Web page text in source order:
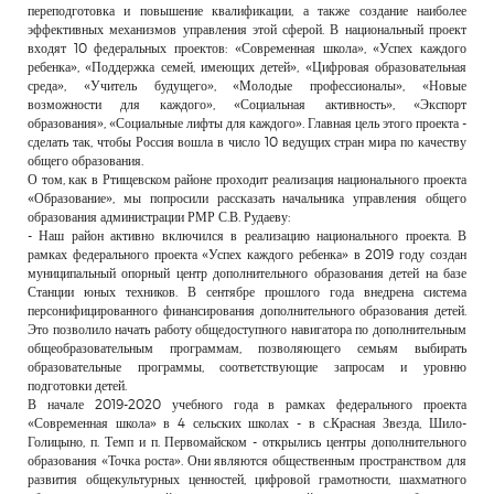
переподготовка и повышение квалификации, а также создание наиболее
эффективных механизмов управления этой сферой. В национальный проект
входят 10 федеральных проектов: «Современная школа», «Успех каждого
ребенка», «Поддержка семей, имеющих детей», «Цифровая образовательная
среда», «Учитель будущего», «Молодые профессионалы», «Новые
возможности для каждого», «Социальная активность», «Экспорт
образования», «Социальные лифты для каждого». Главная цель этого проекта -
сделать так, чтобы Россия вошла в число 10 ведущих стран мира по качеству
общего образования.
О том, как в Ртищевском районе проходит реализация национального проекта
«Образование», мы попросили рассказать начальника управления общего
образования администрации РМР С.В. Рудаеву:
- Наш район активно включился в реализацию национального проекта. В
рамках федерального проекта «Успех каждого ребенка» в 2019 году создан
муниципальный опорный центр дополнительного образования детей на базе
Станции юных техников. В сентябре прошлого года внедрена система
персонифицированного финансирования дополнительного образования детей.
Это позволило начать работу общедоступного навигатора по дополнительным
общеобразовательным программам, позволяющего семьям выбирать
образовательные программы, соответствующие запросам и уровню
подготовки детей.
В начале 2019-2020 учебного года в рамках федерального проекта
«Современная школа» в 4 сельских школах - в с.Красная Звезда, Шило-
Голицыно, п. Темп и п. Первомайском - открылись центры дополнительного
образования «Точка роста». Они являются общественным пространством для
развития общекультурных ценностей, цифровой грамотности, шахматного